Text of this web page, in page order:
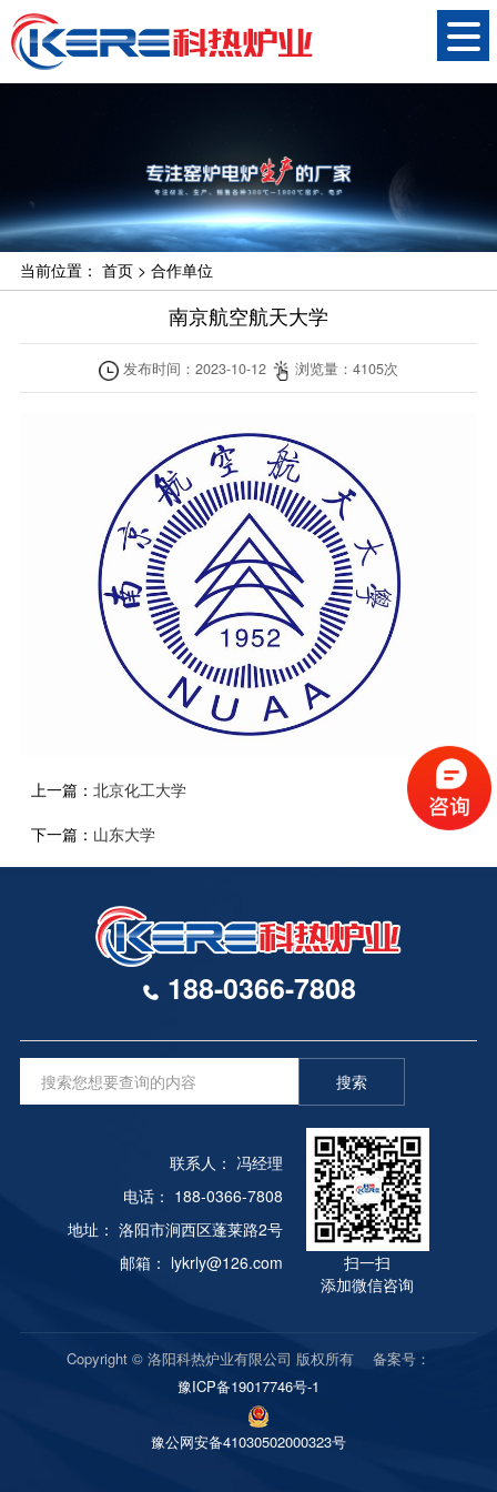
当前位置： 首页> 合作单位
南京航空航天大学
上一篇： 北京化工大学
下一篇： 山东大学
188-0366-7808
搜索
联系人： 冯经理
电话： 188-0366-7808
地址： 洛阳市涧西区蓬莱路2号
邮箱： lykrly@126.com
扫一扫
添加微信咨询
Copyright © 洛阳科热炉业有限公司 版权所有 备案号：
豫ICP备19017746号-1
豫公网安备41030502000323号